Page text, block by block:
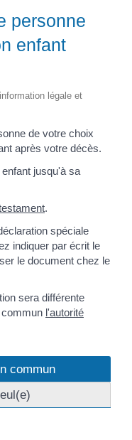
personne
enfant
légale et
de votre choix
après votre décès.
jusqu'à sa
.
spéciale
indiquer par écrit le
le document chez le
sera différente
l'autorité
commun